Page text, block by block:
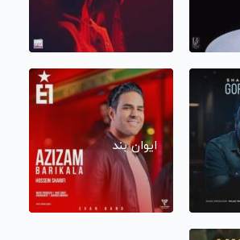
ایوان بند